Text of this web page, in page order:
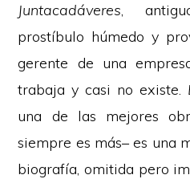
Juntacadáveres,
prostíbulo húmedo y
gerente de una
trabaja y casi no existe.
una de las mejores
siempre es más– es una
biografía, omitida pero